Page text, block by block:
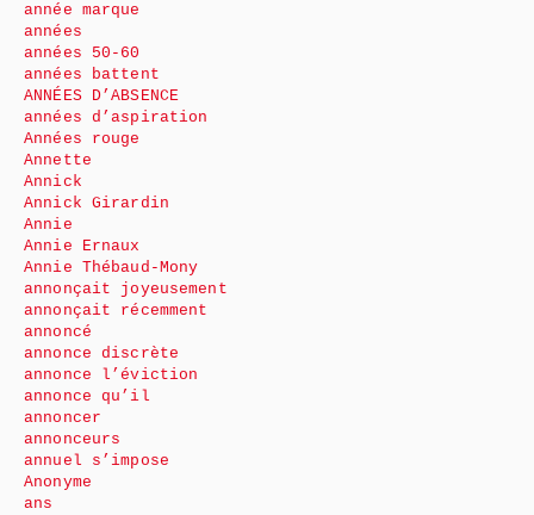
année marque
années
années 50-60
années battent
ANNÉES D’ABSENCE
années d’aspiration
Années rouge
Annette
Annick
Annick Girardin
Annie
Annie Ernaux
Annie Thébaud-Mony
annonçait joyeusement
annonçait récemment
annoncé
annonce discrète
annonce l’éviction
annonce qu’il
annoncer
annonceurs
annuel s’impose
Anonyme
ans